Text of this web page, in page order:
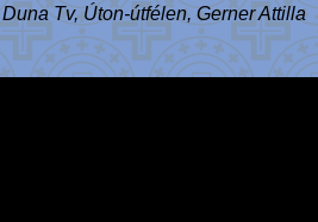
Tv, Úton-útfélen, Gerner Attilla